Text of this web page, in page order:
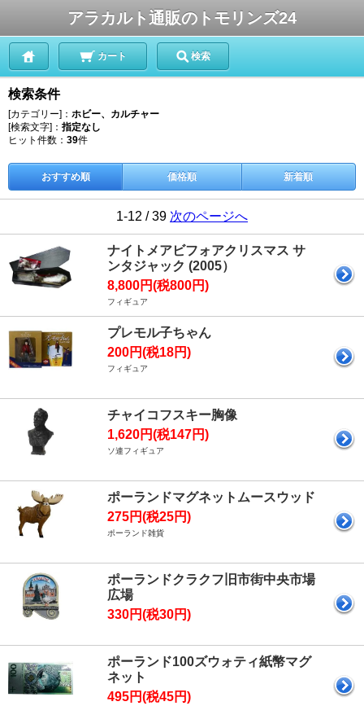
アラカルト通販のトモリンズ24
カート 検索
検索条件
[カテゴリー]： ホビー、カルチャー
[検索文字]： 指定なし
ヒット件数： 39件
おすすめ順 価格順 新着順
1-12 / 39 次のページへ
ナイトメアビフォアクリスマス サ
ンタジャック (2005）
8,800円(税800円)
フィギュア
プレモル子ちゃん
200円(税18円)
フィギュア
チャイコフスキー胸像
1,620円(税147円)
ソ連フィギュア
ポーランドマグネットムースウッド
275円(税25円)
ポーランド雑貨
ポーランドクラクフ旧市街中央市場
広場
330円(税30円)
ポーランド100ズウォティ紙幣マグ
ネット
495円(税45円)